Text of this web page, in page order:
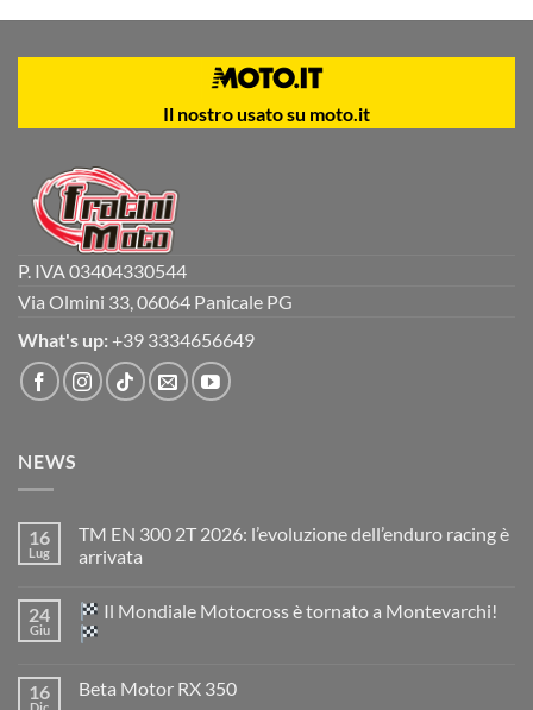
Il nostro usato su moto.it
P. IVA 03404330544
Via Olmini 33, 06064 Panicale PG
What's up: +39 3334656649
NEWS
16
Lug
TM EN 300 2T 2026: l’evoluzione dell’enduro racing è
arrivata
su
TM
EN
2026:
24
Giu
Il Mondiale Motocross è tornato a Montevarchi!
su
16 Beta Motor RX 350